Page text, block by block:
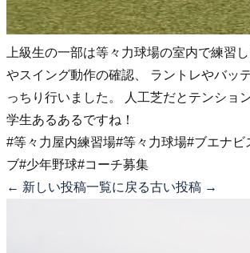
上級生の一部は等々力球場の室内で練習
やスイング動作の確認、 ラントレやバッ
っちり行いました。 人工芝だとテンショ
学生あるあるですね！
#等々力屋内練習場#等々力球場#ブエナビ
ブ#少年野球#コーチ募集
← 新しい投稿一覧に戻る古い投稿 →